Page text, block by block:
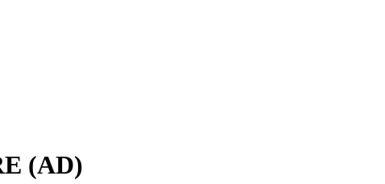
(AD)